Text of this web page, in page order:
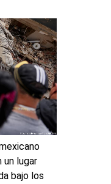
lugar
bajo los